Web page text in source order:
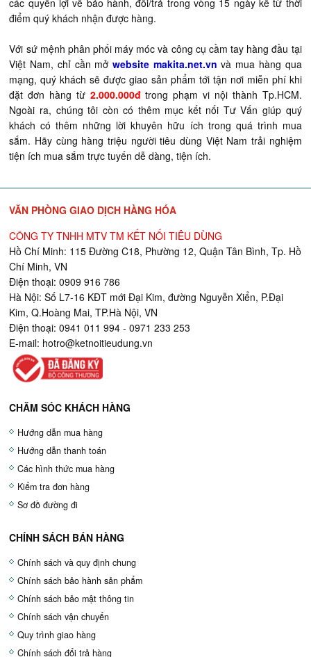
các quyền lợi về bảo hành, đổi/trả trong vòng 15 ngày kể từ thời
điểm quý khách nhận được hàng.
Với sứ mệnh phân phối máy móc và công cụ cầm tay hàng đầu tại
Việt Nam, chỉ cần mở website makita.net.vn và mua hàng qua
mạng, quý khách sẽ được giao sản phẩm tới tận nơi miễn phí khi
đặt đơn hàng từ 2.000.000đtrong phạm vi nội thành Tp.HCM.
Ngoài ra, chúng tôi còn có thêm mục kết nối Tư Vấn giúp quý
khách có thêm những lời khuyên hữu ích trong quá trình mua
sắm. Hãy cùng hàng triệu người tiêu dùng Việt Nam trải nghiệm
tiện ích mua sắm trực tuyến dễ dàng, tiện ích.
VĂN PHÒNG GIAO DỊCH HÀNG HÓA
CÔNG TY TNHH MTV TM KẾT NỐI TIÊU DÙNG
Hồ Chí Minh: 115 Đường C18, Phường 12, Quận Tân Bình, Tp. Hồ
Chí Minh, VN
Điện thoại: 0909 916 786
Hà Nội: Số L7-16 KĐT mới Đại Kim, đường Nguyễn Xiển, P.Đại
Kim, Q.Hoàng Mai, TP.Hà Nội, VN
Điện thoại: 0941 011 994 - 0971 233 253
E-mail: hotro@ketnoitieudung.vn
CHĂM SÓC KHÁCH HÀNG
Hướng dẫn mua hàng
Hướng dẫn thanh toán
Các hình thức mua hàng
Kiểm tra đơn hàng
Sơ đồ đường đi
CHÍNH SÁCH BÁN HÀNG
Chính sách và quy định chung
Chính sách bảo hành sản phẩm
Chính sách bảo mật thông tin
Chính sách vận chuyển
Quy trình giao hàng
Chính sách đổi trả hàng